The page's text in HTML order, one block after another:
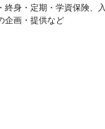
身・定期・学資保険、
企画・提供など